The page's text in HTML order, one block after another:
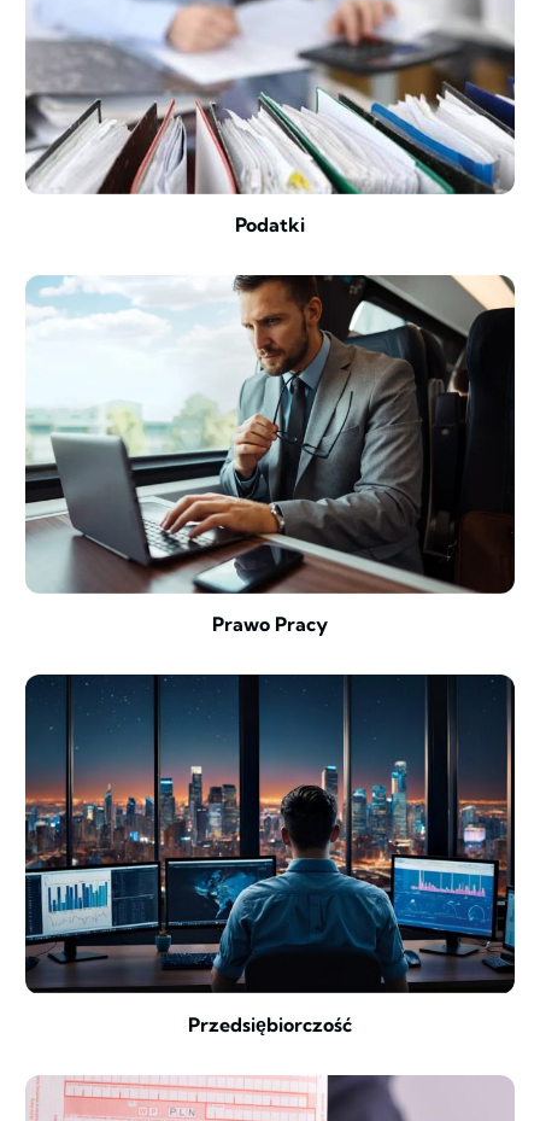
Podatki
Prawo Pracy
Przedsiębiorczość